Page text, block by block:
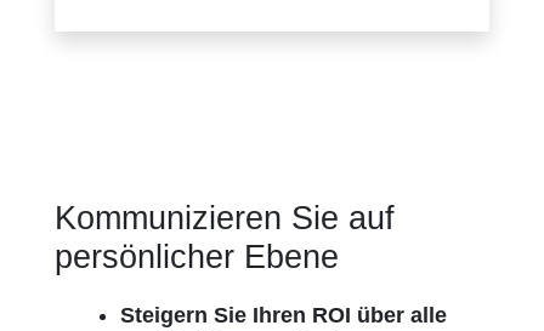
Kommunizieren Sie auf
persönlicher Ebene
Steigern Sie Ihren ROI über alle